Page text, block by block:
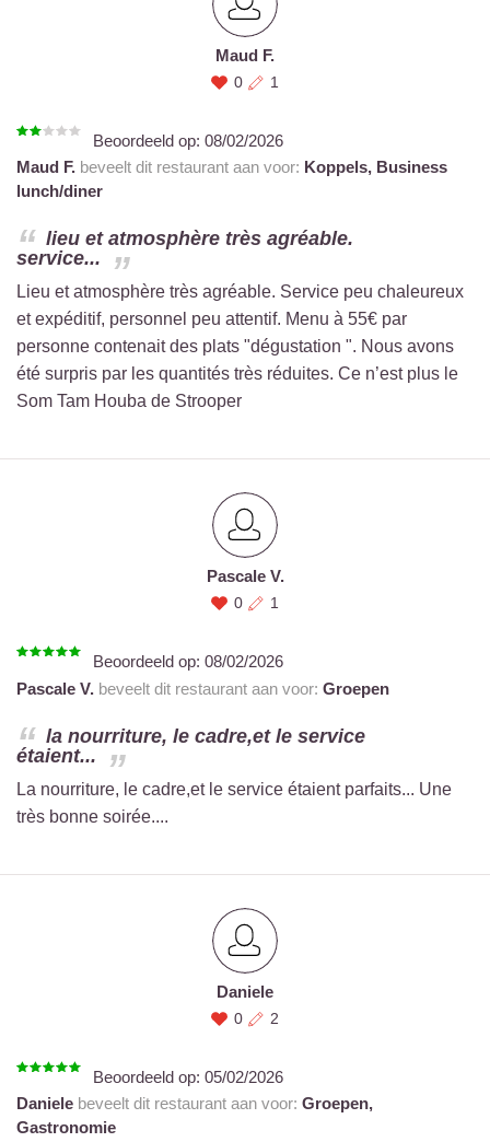
Maud F.
0 1
Beoordeeld op: 08/02/2026
Maud F. beveelt dit restaurant aan voor: Koppels, Business
lunch/diner
lieu et atmosphère très agréable.
service...
Lieu et atmosphère très agréable. Service peu chaleureux
et expéditif, personnel peu attentif. Menu à 55€ par
personne contenait des plats "dégustation ". Nous avons
été surpris par les quantités très réduites. Ce n’est plus le
Som Tam Houba de Strooper
Pascale V.
0 1
Beoordeeld op: 08/02/2026
Pascale V. beveelt dit restaurant aan voor: Groepen
la nourriture, le cadre,et le service
étaient...
La nourriture, le cadre,et le service étaient parfaits... Une
très bonne soirée....
Daniele
0 2
Beoordeeld op: 05/02/2026
Daniele beveelt dit restaurant aan voor: Groepen,
Gastronomie